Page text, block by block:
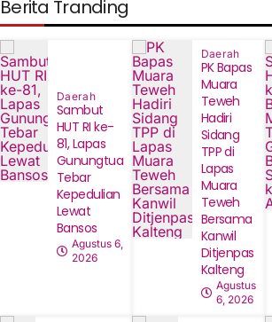
Berita Tranding
Daerah
Sambut
HUT RI ke-
81, Lapas
Gunungtua
Tebar
Kepedulian
Lewat
Bansos
Agustus 6,
2026
Daerah
‎PK Bapas
Muara
Teweh
Hadiri
Sidang
TPP di
Lapas
Muara
Teweh
Bersama
Kanwil
Ditjenpas
Kalteng
Agustus
6, 2026